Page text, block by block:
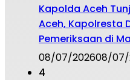
Kapolda Aceh
Aceh, Kapolresta
Pemeriksaan di
08/07/202608/07/
4